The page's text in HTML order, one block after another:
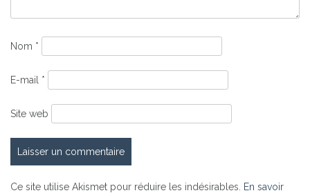
Nom *
E-mail *
Site web
Ce site utilise Akismet pour réduire les indésirables. En savoir